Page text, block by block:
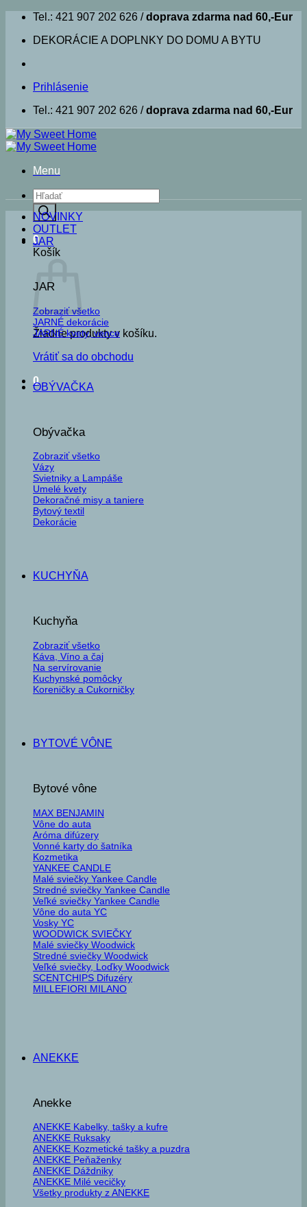
Skip
content
Tel.: 421 907 202 626 /doprava zdarma nad 60,-Eur
DEKORÁCIE A DOPLNKY DO DOMU A BYTU
Prihlásenie
Tel.: 421 907 202 626 /doprava zdarma nad 60,-Eur
Menu
Products
search
0
Košík
Žiadne produkty v košíku.
Vrátiť sa do obchodu
0
NOVINKY
OUTLET
JAR
JAR
Zobraziť všetko
JARNÉ dekorácie
JARNÉ kvety, vence
OBÝVAČKA
Obývačka
Zobraziť všetko
Vázy
Svietniky a Lampáše
Umelé kvety
Dekoračné misy a taniere
Bytový textil
Dekorácie
KUCHYŇA
Kuchyňa
Zobraziť všetko
Káva, Víno a čaj
Na servírovanie
Kuchynské pomôcky
Koreničky a Cukorničky
BYTOVÉ VÔNE
Bytové vône
MAX BENJAMIN
Vône do auta
Aróma difúzery
Vonné karty do šatníka
Kozmetika
YANKEE CANDLE
Malé sviečky Yankee Candle
Stredné sviečky Yankee Candle
Veľké sviečky Yankee Candle
Vône do auta YC
Vosky YC
WOODWICK SVIEČKY
Malé sviečky Woodwick
Stredné sviečky Woodwick
Veľké sviečky, Loďky Woodwick
SCENTCHIPS Difuzéry
MILLEFIORI MILANO
ANEKKE
Anekke
ANEKKE Kabelky, tašky a kufre
ANEKKE Ruksaky
ANEKKE Kozmetické tašky a puzdra
ANEKKE Peňaženky
ANEKKE Dáždniky
ANEKKE Milé vecičky
Všetky produkty z ANEKKE